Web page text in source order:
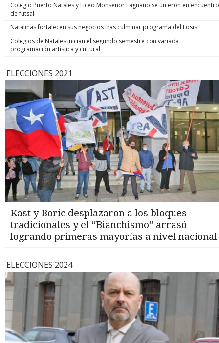
Colegio Puerto Natales y Liceo Monseñor Fagnano se unieron en encuentro
de futsal
Natalinas fortalecen sus negocios tras culminar programa del Fosis
Colegios de Natales inician el segundo semestre con variada
programación artística y cultural
ELECCIONES 2021
Kast y Boric desplazaron a los bloques
tradicionales y el “Bianchismo” arrasó
logrando primeras mayorías a nivel nacional
ELECCIONES 2024